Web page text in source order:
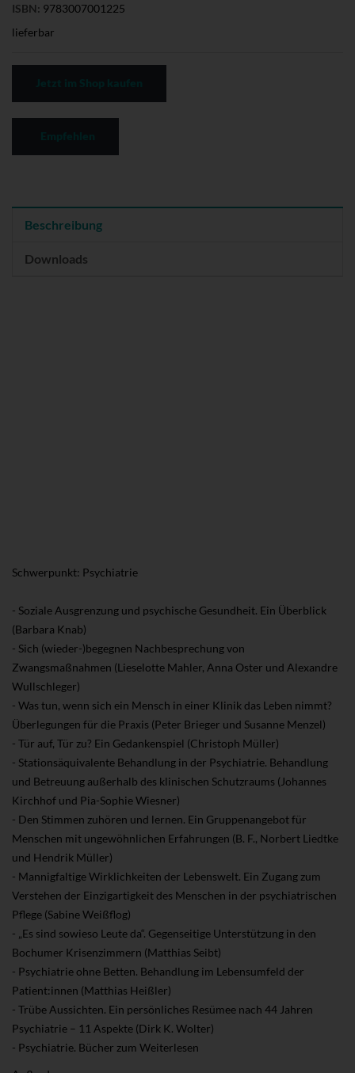
ISBN: 9783007001225
lieferbar
Beschreibung
Downloads
Schwerpunkt: Psychiatrie
- Soziale Ausgrenzung und psychische Gesundheit. Ein Überblick
(Barbara Knab)
- Sich (wieder-)begegnen Nachbesprechung von
Zwangsmaßnahmen (Lieselotte Mahler, Anna Oster und Alexandre
Wullschleger)
- Was tun, wenn sich ein Mensch in einer Klinik das Leben nimmt?
Überlegungen für die Praxis (Peter Brieger und Susanne Menzel)
- Tür auf, Tür zu? Ein Gedankenspiel (Christoph Müller)
- Stationsäquivalente Behandlung in der Psychiatrie. Behandlung
und Betreuung außerhalb des klinischen Schutzraums (Johannes
Kirchhof und Pia-Sophie Wiesner)
- Den Stimmen zuhören und lernen. Ein Gruppenangebot für
Menschen mit ungewöhnlichen Erfahrungen (B. F., Norbert Liedtke
und Hendrik Müller)
- Mannigfaltige Wirklichkeiten der Lebenswelt. Ein Zugang zum
Verstehen der Einzigartigkeit des Menschen in der psychiatrischen
Pflege (Sabine Weißflog)
- „Es sind sowieso Leute da“. Gegenseitige Unterstützung in den
Bochumer Krisenzimmern (Matthias Seibt)
- Psychiatrie ohne Betten. Behandlung im Lebensumfeld der
Patient:innen (Matthias Heißler)
- Trübe Aussichten. Ein persönliches Resümee nach 44 Jahren
Psychiatrie – 11 Aspekte (Dirk K. Wolter)
- Psychiatrie. Bücher zum Weiterlesen